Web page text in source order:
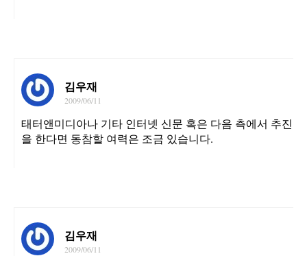
김우재
2009/06/11
태터앤미디아나 기타 인터넷 신문 혹은 다음 측에서 추진
을 한다면 동참할 여력은 조금 있습니다.
김우재
2009/06/11